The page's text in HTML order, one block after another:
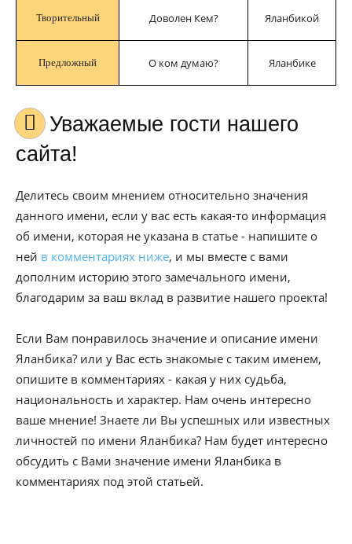
Творительный Доволен Кем? Яланбикой
Предложный О ком думаю? Яланбике
Уважаемые гости нашего
сайта!
Делитесь своим мнением относительно значения
данного имени, если у вас есть какая-то информация
об имени, которая не указана в статье - напишите о
ней в комментариях ниже, и мы вместе с вами
дополним историю этого замечального имени,
благодарим за ваш вклад в развитие нашего проекта!
Если Вам понравилось значение и описание имени
Яланбика? или у Вас есть знакомые с таким именем,
опишите в комментариях - какая у них судьба,
национальность и характер. Нам очень интересно
ваше мнение! Знаете ли Вы успешных или известных
личностей по имени Яланбика? Нам будет интересно
обсудить с Вами значение имени Яланбика в
комментариях под этой статьей.